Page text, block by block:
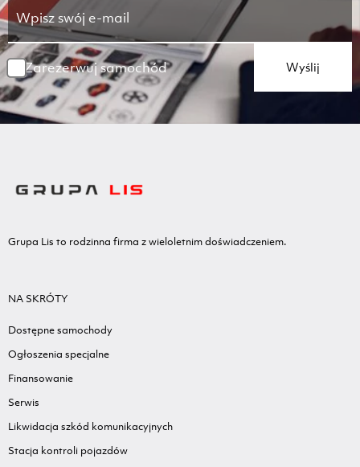
Zarezerwuj samochód Wyślij
Grupa Lis to rodzinna firma z wieloletnim doświadczeniem.
NA SKRÓTY
Dostępne samochody
Ogłoszenia specjalne
Finansowanie
Serwis
Likwidacja szkód komunikacyjnych
Stacja kontroli pojazdów